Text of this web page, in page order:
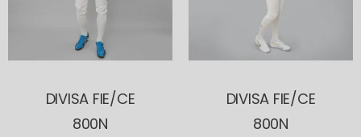
DIVISA FIE/CE
800N
DIVISA FIE/CE
800N